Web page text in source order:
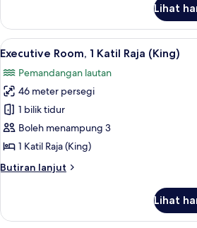
Oceanfront
King
Room
With
Lihat
Lihat
semua
foto
untuk
Executive
Room,
1
Raja
8
Executive Room, 1 Katil Raja (King)
Pemandangan lautan
46 meter persegi
1 bilik tidur
Boleh menampung 3
1 Katil Raja (King)
Butiran lanjut
Butiran
Room,
Lihat